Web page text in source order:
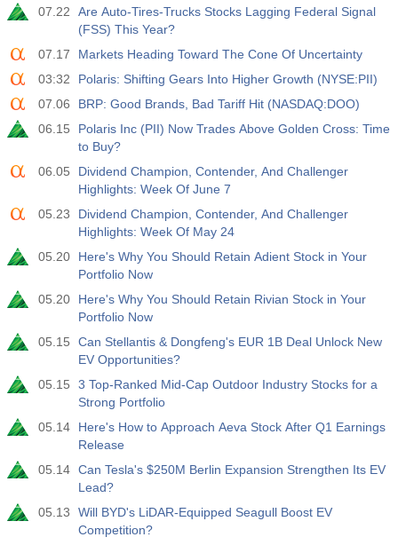
USD
451
17:00
베이커 휴즈 미국 총 리그 수
활동
예측값
훑어보기
588
19:00
USD
연방 소비자 신용도 m/m
$​11.44 B
$​-0.18 B
19:30
USD
CFTC 골드 비상업 순포지션
182.1 K
19:30
USD
CFTC 원유 비상업 순포지션
120.1 K
19:30
USD
CFTC S&P 500 비상업 순포지션
활동
-17.2 K
19:30
USD
CFTC 나스닥 100 비상업 순포지션
활동
4.9 K
07.22
Are Auto-Tires-Trucks Stocks Lagging Federal Signal
(FSS) This Year?
07.17
Markets Heading Toward The Cone Of Uncertainty
03:32
Polaris: Shifting Gears Into Higher Growth (NYSE:PII)
07.06
BRP: Good Brands, Bad Tariff Hit (NASDAQ:DOO)
06.15
Polaris Inc (PII) Now Trades Above Golden Cross: Time
to Buy?
06.05
Dividend Champion, Contender, And Challenger
Highlights: Week Of June 7
05.23
Dividend Champion, Contender, And Challenger
Highlights: Week Of May 24
05.20
Here's Why You Should Retain Adient Stock in Your
Portfolio Now
05.20
Here's Why You Should Retain Rivian Stock in Your
Portfolio Now
05.15
Can Stellantis & Dongfeng's EUR 1B Deal Unlock New
EV Opportunities?
05.15
3 Top-Ranked Mid-Cap Outdoor Industry Stocks for a
Strong Portfolio
05.14
Here's How to Approach Aeva Stock After Q1 Earnings
Release
05.14 Can Tesla's $250M Berlin Expansion Strengthen Its EV
Lead?
05.13
Will BYD's LiDAR-Equipped Seagull Boost EV
Competition?